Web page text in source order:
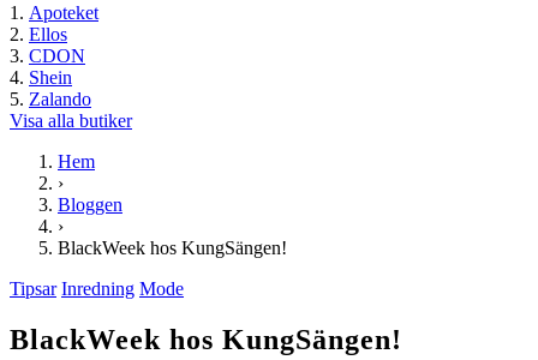
Apoteket
Ellos
CDON
Shein
Zalando
Visa alla butiker
Hem
›
Bloggen
›
BlackWeek hos KungSängen!
Tipsar Inredning Mode
BlackWeek hos KungSängen!